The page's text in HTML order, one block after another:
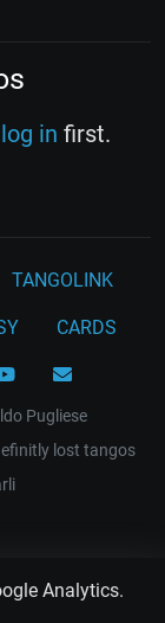
Analytics.
log in first.
TANGOLINK
CARDS
Pugliese
lost tangos